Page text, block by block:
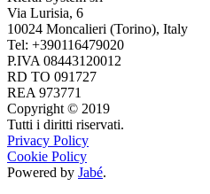
Via Lurisia, 6
10024 Moncalieri (Torino), Italy
Tel: +390116479020
P.IVA 08443120012
RD TO 091727
REA 973771
Copyright © 2019
Tutti i diritti riservati.
Privacy Policy
Cookie Policy
Powered by Jabé.